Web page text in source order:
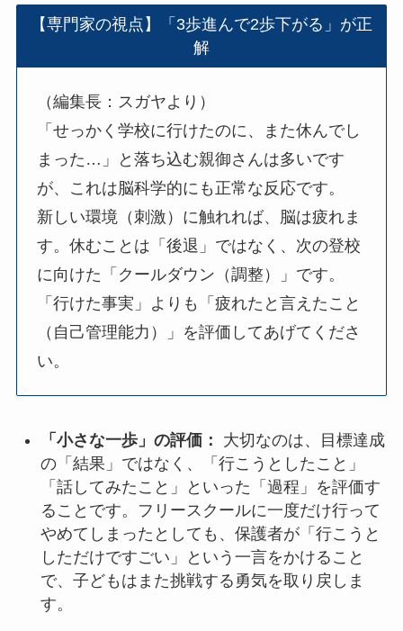
【専門家の視点】「3歩進んで2歩下がる」が正
解
（編集長：スガヤより）
「せっかく学校に行けたのに、また休んでし
まった…」と落ち込む親御さんは多いです
が、これは脳科学的にも正常な反応です。
新しい環境（刺激）に触れれば、脳は疲れま
す。休むことは「後退」ではなく、次の登校
に向けた「クールダウン（調整）」です。
「行けた事実」よりも「疲れたと言えたこと
（自己管理能力）」を評価してあげてくださ
い。
「小さな一歩」の評価：
大切なのは、目標達成
の「結果」ではなく、「行こうとしたこと」
「話してみたこと」といった「過程」を評価す
ることです。フリースクールに一度だけ行って
やめてしまったとしても、保護者が「行こうと
しただけですごい」という一言をかけること
で、子どもはまた挑戦する勇気を取り戻しま
す。